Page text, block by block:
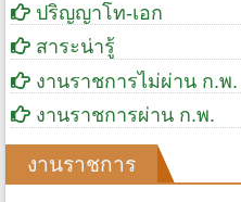
ปริญญาโท-เอก
สาระน่ารู้
งานราชการไม่ผ่าน ก.พ.
งานราชการผ่าน ก.พ.
งานราชการ